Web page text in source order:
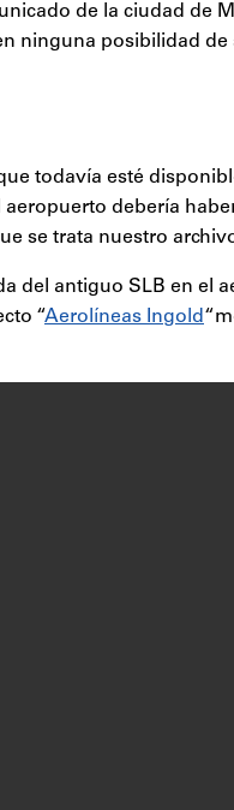
de la ciudad de
ninguna posibilidad de
todavía esté
debería
se trata nuestro
del antiguo SLB en el
“Aerolíneas Ingold